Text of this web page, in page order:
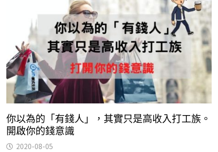
你以為的「有錢人」，其實只是高收入打工族。
開啟你的錢意識
2020-08-05